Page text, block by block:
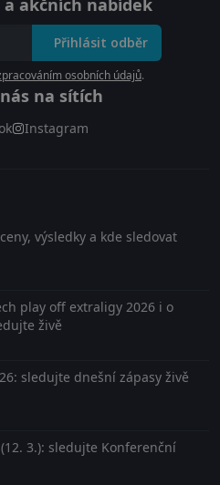
akčních nabídek
Přihlásit odběr
osobních údajů.
na sítích
Instagram
výsledky a kde sledovat
play off extraligy 2026 i o
živě
sledujte dnešní zápasy živě
3.): sledujte Konferenční